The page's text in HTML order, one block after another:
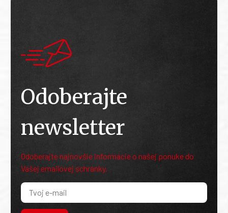
Odoberajte
newsletter
Odoberajte najnovšie informácie o našej ponuke do
Vašej emailovej schránky.